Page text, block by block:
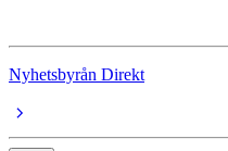
Nyhetsbyrån Direkt